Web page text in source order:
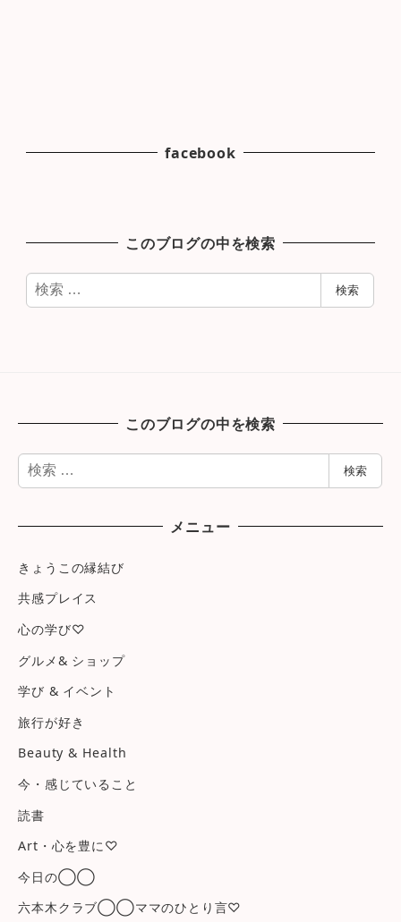
facebook
このブログの中を検索
検
索
検索
このブログの中を検索
検
索
検索
メニュー
きょうこの縁結び
共感プレイス
心の学び♡
グルメ& ショップ
学び & イベント
旅行が好き
Beauty & Health
今・感じていること
読書
Art・心を豊に♡
今日の◯◯
六本木クラブ◯◯ママのひとり言♡